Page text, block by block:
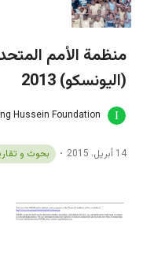
منظمة الأمم
(اليونسكو) 2013
Hussein Foundation
14 أبريل، 2015 بحوث و